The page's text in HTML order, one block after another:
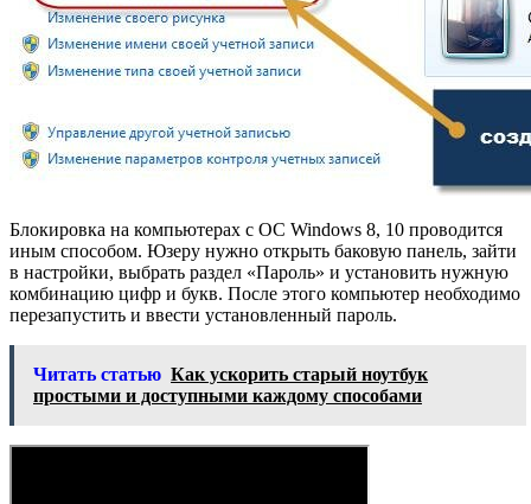
Блокировка на компьютерах с ОС Windows 8, 10 проводится
иным способом. Юзеру нужно открыть баковую панель, зайти
в настройки, выбрать раздел «Пароль» и установить нужную
комбинацию цифр и букв. После этого компьютер необходимо
перезапустить и ввести установленный пароль.
Читать статью Как ускорить старый ноутбук
простыми и доступными каждому способами